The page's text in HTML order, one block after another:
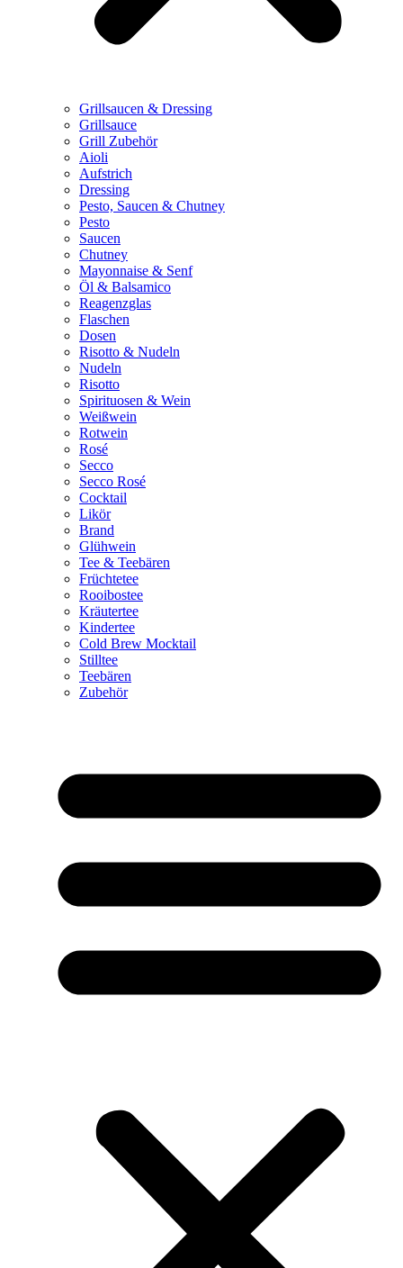
Grillsaucen & Dressing
Grillsauce
Grill Zubehör
Aioli
Aufstrich
Dressing
Pesto, Saucen & Chutney
Pesto
Saucen
Chutney
Mayonnaise & Senf
Öl & Balsamico
Reagenzglas
Flaschen
Dosen
Risotto & Nudeln
Nudeln
Risotto
Spirituosen & Wein
Weißwein
Rotwein
Rosé
Secco
Secco Rosé
Cocktail
Likör
Brand
Glühwein
Tee & Teebären
Früchtetee
Rooibostee
Kräutertee
Kindertee
Cold Brew Mocktail
Stilltee
Teebären
Zubehör